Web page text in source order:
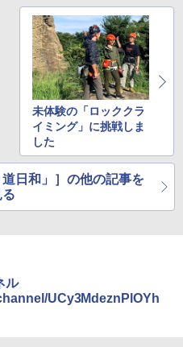
未体験の「ロッククラ
イミング」に挑戦しま
した
道日和」］の他の記事を
る
ル
UCy3MdeznPlOYh